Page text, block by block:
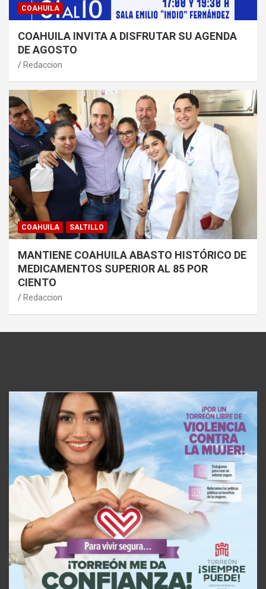
COAHUILA
COAHUILA INVITA A DISFRUTAR SU AGENDA
DE AGOSTO
Redaccion
COAHUILA SALTILLO
MANTIENE COAHUILA ABASTO HISTÓRICO DE
MEDICAMENTOS SUPERIOR AL 85 POR
CIENTO
Redaccion